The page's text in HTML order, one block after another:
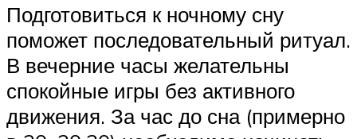
Подготовиться к ночному сну
поможет последовательный ритуал.
В вечерние часы желательны
спокойные игры без активного
движения. За час до сна (примерно